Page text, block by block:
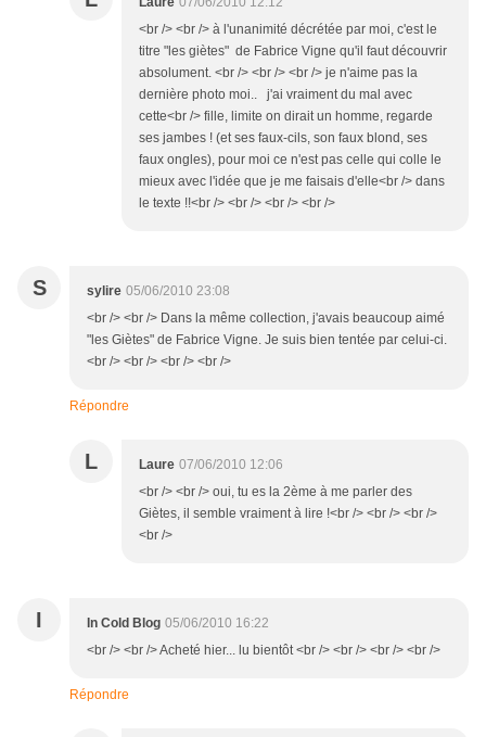
<br /> <br /> à l'unanimité décrétée par moi, c'est le
titre "les giètes" de Fabrice Vigne qu'il faut découvrir
absolument. <br /> <br /> <br /> je n'aime pas la
dernière photo moi.. j'ai vraiment du mal avec
cette<br /> fille, limite on dirait un homme, regarde
ses jambes ! (et ses faux-cils, son faux blond, ses
faux ongles), pour moi ce n'est pas celle qui colle le
mieux avec l'idée que je me faisais d'elle<br /> dans
le texte !!<br /> <br /> <br /> <br />
S sylire 05/06/2010 23:08
<br /> <br /> Dans la même collection, j'avais beaucoup aimé
"les Giètes" de Fabrice Vigne. Je suis bien tentée par celui-ci.
<br /> <br /> <br /> <br />
Répondre
L Laure 07/06/2010 12:06
<br /> <br /> oui, tu es la 2ème à me parler des
Giètes, il semble vraiment à lire !<br /> <br /> <br />
<br />
I In Cold Blog 05/06/2010 16:22
<br /> <br /> Acheté hier... lu bientôt <br /> <br /> <br /> <br />
Répondre